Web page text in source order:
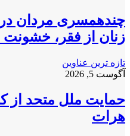
چندهمسری مردان در
زنان از فقر، خشونت
تازه ترین عناوین
آگوست 5, 2026
حمایت ملل متحد از
هرات